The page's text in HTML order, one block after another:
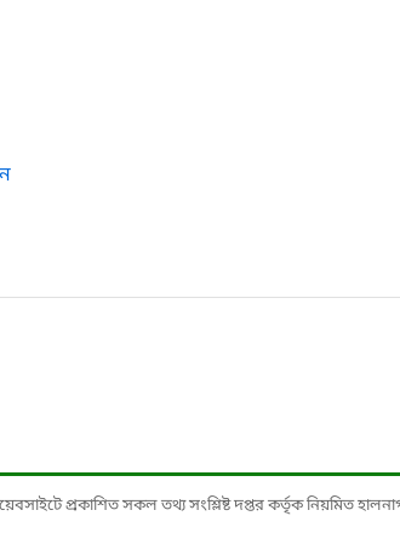
প্রকাশিত সকল তথ্য সংশ্লিষ্ট দপ্তর কর্তৃক নিয়মিত